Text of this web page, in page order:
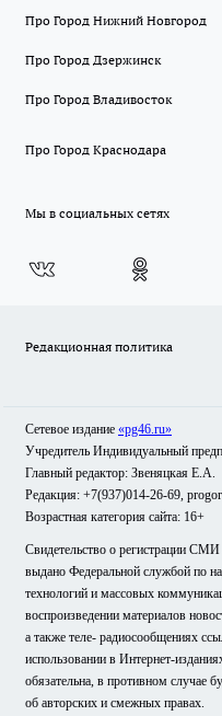
Про Город Нижний Новгород
Про Город Дзержинск
Про Город Владивосток
Про Город Краснодара
Мы в социальных сетях
Редакционная политика
Сетевое издание «pg46.ru»
Учредитель Индивидуальный
Главный редактор: Звеняцкая Е.А.
Редакция: +7(937)014-26-69,
Возрастная категория сайта: 16+
Свидетельство о регистрации
выдано Федеральной службой по
технологий и массовых
воспроизведении материалов
а также теле- радиосообщениях
использовании в Интернет-
обязательна, в противном случае
об авторских и смежных правах.